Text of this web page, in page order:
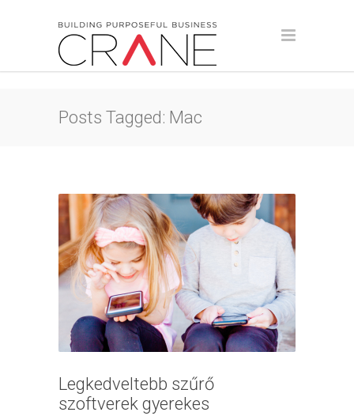
Posts Tagged: Mac
Legkedveltebb szűrő
szoftverek gyerekes